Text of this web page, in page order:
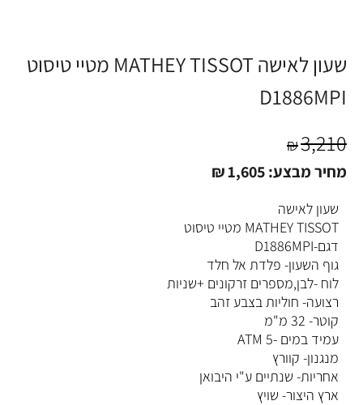
שעון לאישה MATHEY TISSOT מטיי טיסוט
D1886MPI
₪3,210
מחיר מבצע: ₪1,605
שעון לאישה
MATHEY TISSOT מטיי טיסוט
דגם-D1886MPI
גוף השעון- פלדת אל חלד
לוח -לבן,מספרים זרקונים +שניות
רצועה- חוליות בצבע זהב
קוטר- 32 מ"מ
עמיד במים -5 ATM
מנגנון- קוורץ
אחריות- שנתיים ע"י היבואן
ארץ היצור- שויץ